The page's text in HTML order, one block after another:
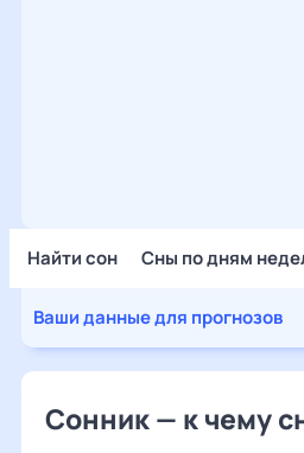
Найти сон Сны по дням
Ваши данные для прогнозов
Сонник — к чему